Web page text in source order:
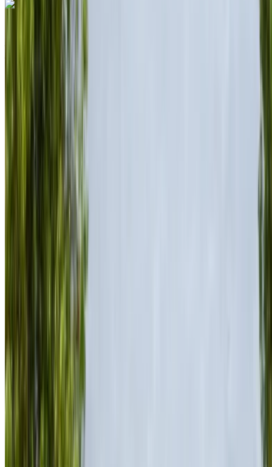
Porsche 718 Boxster 2024
/ mo.
Livraison gratuite
Sauvegarder des voitures. Suivez les prix. Réservez plus
rapidement.